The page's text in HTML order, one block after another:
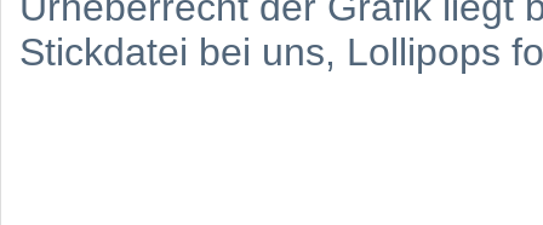
Stickdatei bei uns, Lollipops